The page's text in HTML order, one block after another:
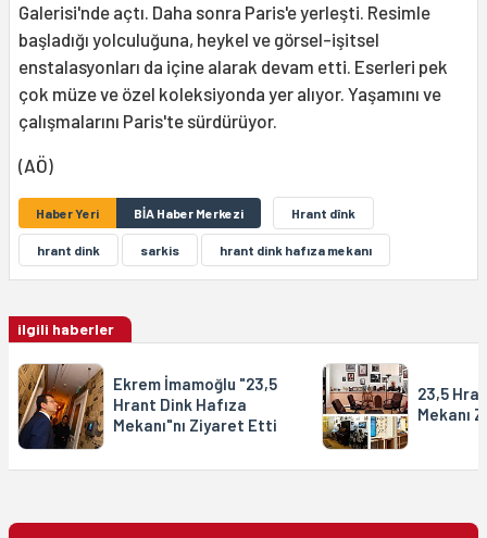
Galerisi'nde açtı. Daha sonra Paris'e yerleşti. Resimle
başladığı yolculuğuna, heykel ve görsel-işitsel
enstalasyonları da içine alarak devam etti. Eserleri pek
çok müze ve özel koleksiyonda yer alıyor. Yaşamını ve
çalışmalarını Paris'te sürdürüyor.
(AÖ)
Haber Yeri BİA Haber Merkezi Hrant dînk
hrant dink sarkis hrant dink hafıza mekanı
ilgili haberler
Ekrem İmamoğlu "23,5
Hrant Dink Hafıza
Mekanı"nı Ziyaret Etti
23,5
Mekanı